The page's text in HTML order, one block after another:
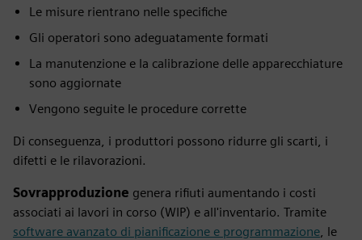
Le misure rientrano nelle specifiche
Gli operatori sono adeguatamente formati
La manutenzione e la calibrazione delle apparecchiature
sono aggiornate
Vengono seguite le procedure corrette
Di conseguenza, i produttori possono ridurre gli scarti, i
difetti e le rilavorazioni.
Sovrapproduzione genera rifiuti aumentando i costi
associati ai lavori in corso (WIP) e all'inventario. Tramite
software avanzato di pianificazione e programmazione, le